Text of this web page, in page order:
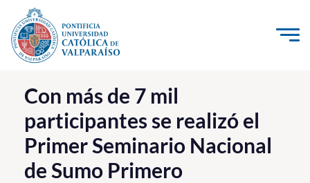
Click acá para ir directamente al contenido
La Universidad
Investigación, Creación e Innovación
PUCV Internacional
Vinculación con el Medio
Con más de 7 mil
participantes se realizó el
Primer Seminario Nacional
de Sumo Primero